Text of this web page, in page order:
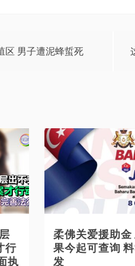
区 男子遭泥蜂蜇死
行
执
柔佛关爱援助金
果今起可查询
发